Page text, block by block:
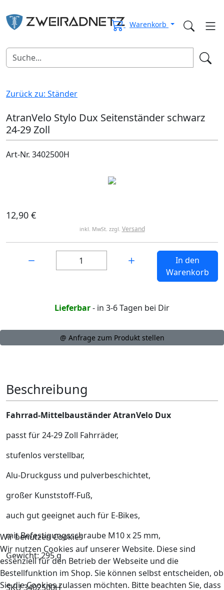
Warenkorb
Zurück zu: Ständer
AtranVelo Stylo Dux Seitenständer schwarz
24-29 Zoll
Art-Nr. 3402500H
12,90 €
inkl. MwSt. zzgl. Versand
In den
Warenkorb
Lieferbar- in 3-6 Tagen bei Dir
@ Anfrage zum Produkt stellen
Beschreibung
Fahrrad-Mittelbauständer AtranVelo Dux
passt für 24-29 Zoll Fahrräder,
stufenlos verstellbar,
Alu-Druckguss und pulverbeschichtet,
großer Kunststoff-Fuß,
auch gut geeignet auch für E-Bikes,
mit Befestigungsschraube M10 x 25 mm,
Gewicht: 295 g
SKU 3402500H
Wir benutzen Cookies
Wir nutzen Cookies auf unserer Website. Diese sind
essenziell für den Betrieb der Webseite und die
Bestellfunktion im Shop. Sie können selbst entscheiden, ob
Sie die Cookies zulassen möchten. Bitte beachten Sie, dass